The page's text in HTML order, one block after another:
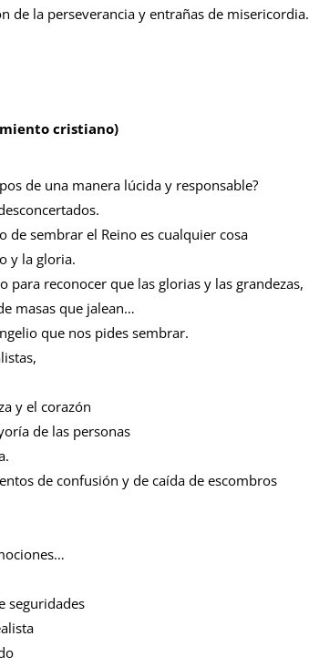
de la perseverancia y entrañas de misericordia.
cristiano)
de una manera lúcida y responsable?
de sembrar el Reino es cualquier cosa
y la gloria.
para reconocer que las glorias y las grandezas,
masas que jalean…
que nos pides sembrar.
y el corazón
de las personas
de confusión y de caída de escombros
seguridades